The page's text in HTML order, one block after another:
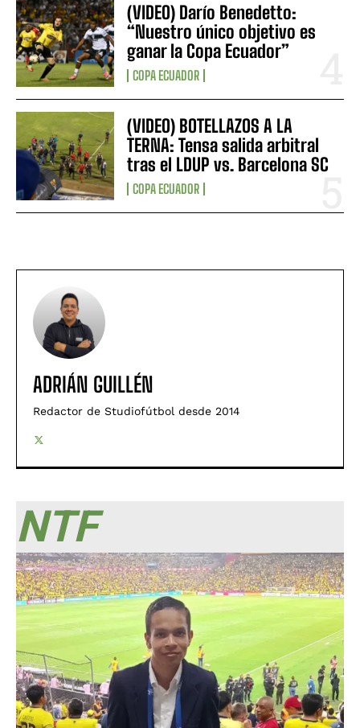
(VIDEO) Darío Benedetto:
“Nuestro único objetivo es
ganar la Copa Ecuador”
COPA ECUADOR
(VIDEO) BOTELLAZOS A LA
TERNA: Tensa salida arbitral
tras el LDUP vs. Barcelona SC
COPA ECUADOR
ADRIÁN GUILLÉN
Redactor de Studiofútbol desde 2014
NTF